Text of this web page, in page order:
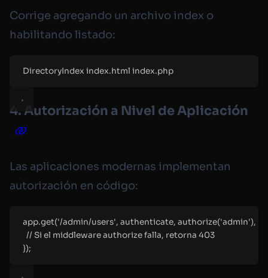
Corrige agregando un archivo index o
habilitando listado:
DirectoryIndex index.html index.php
4. Autorización a Nivel de Aplicación
Las aplicaciones modernas implementan
autorización en código:
app.get('/admin/users', authenticate, authorize('admin'),
// Si el middleware authorize falla, retorna 403
});